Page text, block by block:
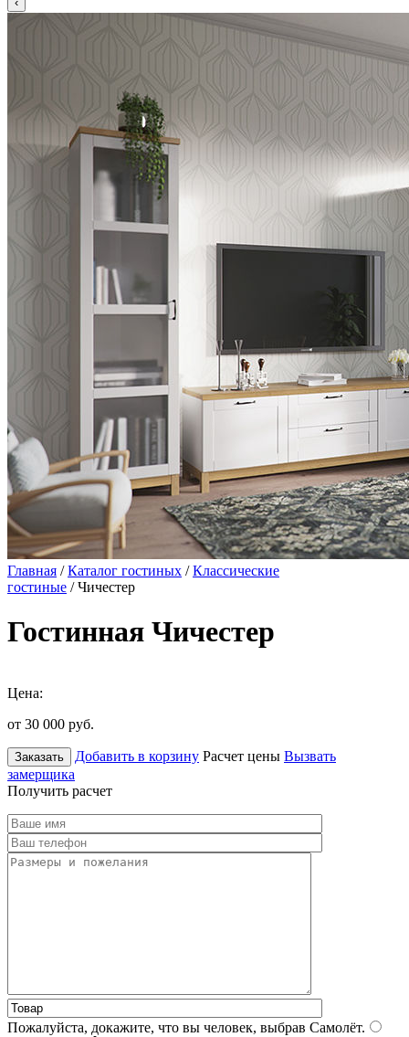
Главная /Каталог гостиных /Классические
гостиные / Чичестер
Гостинная Чичестер
Цена:
от 30 000 руб.
Заказать Добавить в корзину Расчет цены Вызвать
замерщика
Получить расчет
Пожалуйста, докажите, что вы человек, выбрав Самолёт.